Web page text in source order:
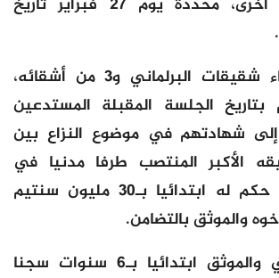
محاكمتهما مرة أخرى، محددة يوم 27 فبراير تاريخ
وحضرت 6 نساء شقيقات البرلماني و3 من أشقائه،
الجلسة المقبلة المستدعين
إلى شهادتهم في موضوع النزاع بين
الأكبر المنتصب طرفا مدنيا في
مواجهته والذي حكم له ابتدائيا بـ30 مليون سنتيم
والموثق بالتضامن.
وأدين البرلماني والموثق ابتدائيا بـ6 سنوات سجنا